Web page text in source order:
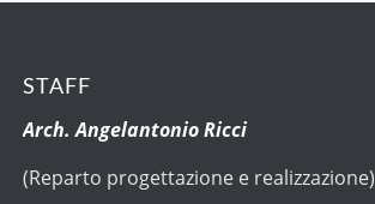
STAFF
Arch. Angelantonio Ricci
(Reparto progettazione e realizzazione)